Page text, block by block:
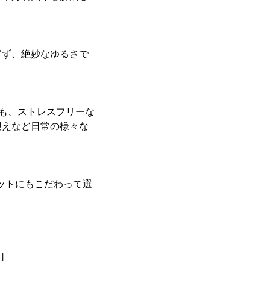
、絶妙なゆるさで
、ストレスフリーな
など日常の様々な
トにもこだわって選